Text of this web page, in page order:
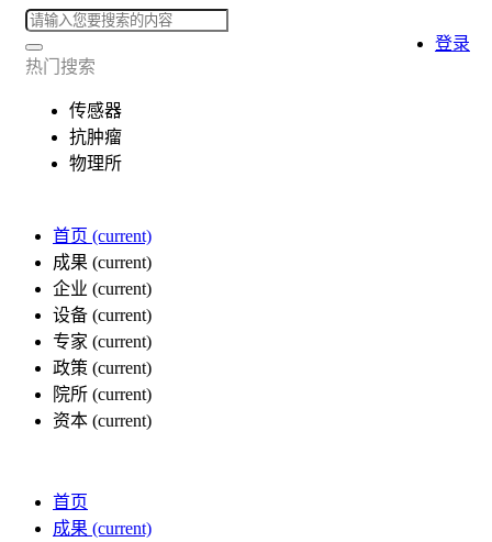
热门搜索
传感器
抗肿瘤
物理所
首页 (current)
成果 (current)
企业 (current)
设备 (current)
专家 (current)
政策 (current)
院所 (current)
资本 (current)
登录
首页
成果 (current)